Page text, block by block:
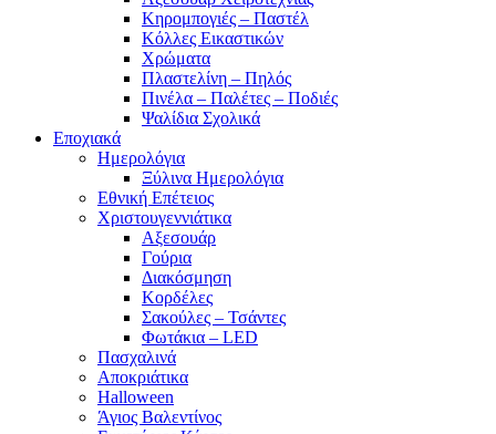
Κηρομπογιές – Παστέλ
Κόλλες Εικαστικών
Χρώματα
Πλαστελίνη – Πηλός
Πινέλα – Παλέτες – Ποδιές
Ψαλίδια Σχολικά
Εποχιακά
Ημερολόγια
Ξύλινα Ημερολόγια
Εθνική Επέτειος
Χριστουγεννιάτικα
Αξεσουάρ
Γούρια
Διακόσμηση
Κορδέλες
Σακούλες – Τσάντες
Φωτάκια – LED
Πασχαλινά
Αποκριάτικα
Halloween
Άγιος Βαλεντίνος